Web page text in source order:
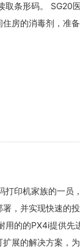
取条形码。 SG20
房的消毒剂，准
打印机家族的一员
，并实现快速的
用的的PX4i提供先
展的解决方案，